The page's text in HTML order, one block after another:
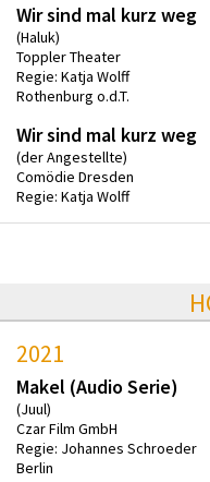
Wir sind mal kurz weg
(Haluk)
Toppler Theater
Regie: Katja Wolff
Rothenburg o.d.T.
Wir sind mal kurz weg
(der Angestellte)
Comödie Dresden
Regie: Katja Wolff
2021
Makel (Audio Serie)
(Juul)
Czar Film GmbH
Regie: Johannes Schroeder
Berlin